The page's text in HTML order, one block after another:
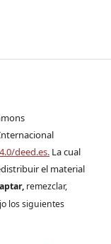
deed.es.La cual
el material
remezclar,
los siguientes